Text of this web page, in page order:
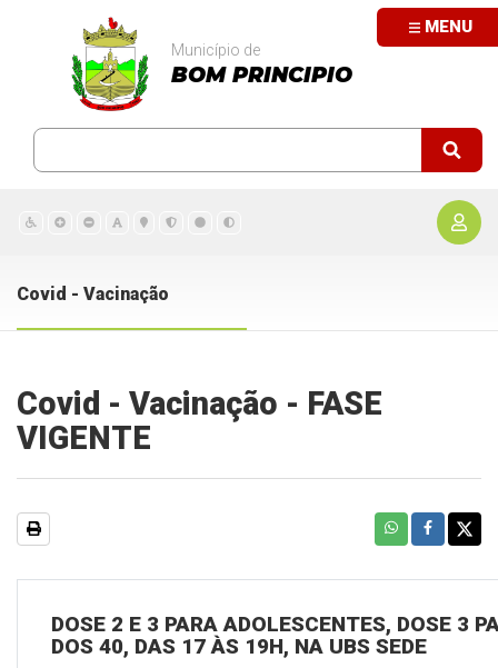
MENU
Município de
BOM PRINCIPIO
Covid - Vacinação
Covid - Vacinação - FASE
VIGENTE
DOSE 2 E 3 PARA ADOLESCENTES, DOSE 3
DOS 40, DAS 17 ÀS 19H, NA UBS SEDE